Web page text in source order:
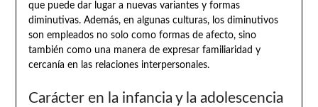
que puede dar lugar a nuevas variantes y formas
diminutivas. Además, en algunas culturas, los diminutivos
son empleados no solo como formas de afecto, sino
también como una manera de expresar familiaridad y
cercanía en las relaciones interpersonales.
Carácter en la infancia y la adolescencia